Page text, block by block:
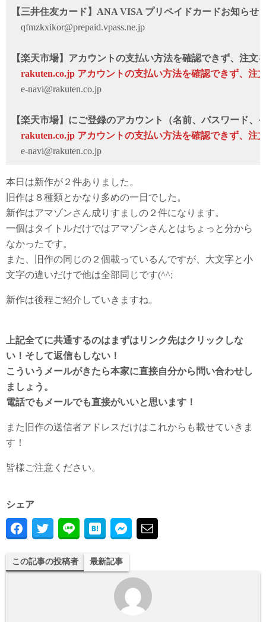
【三井住友カード】ANA VISA プリペイドカードお知らせ
qfmzkxikor@prepaid.vpass.ne.jp
【楽天市場】アカウントの支払い方法を確認できず、注文
rakuten.co.jp アカウントの支払い方法を確認できず、注
e-navi@rakuten.co.jp
【楽天市場】にご登録のアカウント（名前、パスワード、
rakuten.co.jp アカウントの支払い方法を確認できず、注
e-navi@rakuten.co.jp
本日は新作が２件ありました。
旧作は８種類とかなり多めの一日でした。
新作はアマゾンさん成りすましの２件になります。
一個はタイトルだけではアマゾンさんとはちょっと分から
なかったです。
また、旧作の同じの２個載っているんですが、大文字と小
文字の違いだけで他は全部同じです(^^;
新作は後程ご紹介していきますね。
上記全てに共通するのはまずはリンク先はクリックしな
い！そして返信もしない！
こういうメールがきたら本家に直接自分から問い合わせし
ましょう。
電話でもメールでも直接がいいと思います！
また旧作の送信者アドレスだけはこれからも載せていきま
す！
皆様ご注意ください。
シェア
この記事の投稿者 最新記事